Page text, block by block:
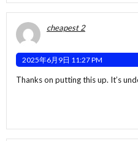
cheapest 2
2025年6月9日 11:27 PM
Thanks on putting this up. It’s